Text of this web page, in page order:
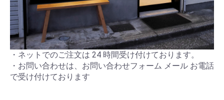
・ネットでのご注文は 24 時間受け付けております。
・お問い合わせは、お問い合わせフォーム メール お電話
で受け付けております